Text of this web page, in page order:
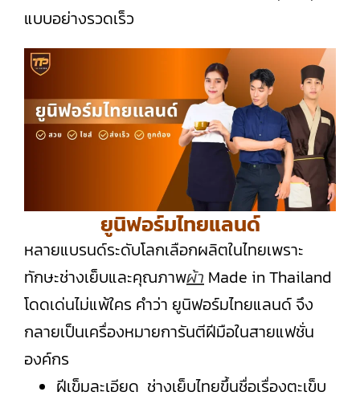
แบบอย่างรวดเร็ว
ยูนิฟอร์มไทยแลนด์
หลายแบรนด์ระดับโลกเลือกผลิตในไทยเพราะ
ทักษะช่างเย็บและคุณภาพผ้า Made in Thailand
โดดเด่นไม่แพ้ใคร คำว่า ยูนิฟอร์มไทยแลนด์ จึง
กลายเป็นเครื่องหมายการันตีฝีมือในสายแฟชั่น
องค์กร
ฝีเข็มละเอียด ช่างเย็บไทยขึ้นชื่อเรื่องตะเข็บ